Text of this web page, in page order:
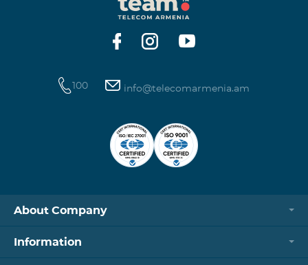
100 info@telecomarmenia.am
About Company
Information